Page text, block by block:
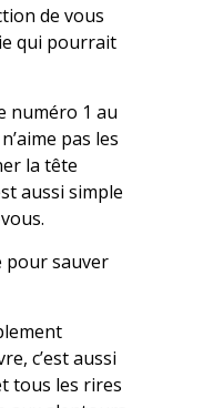
de vous
qui pourrait
numéro 1 au
pas les
la tête
aussi simple
pour sauver
c’est aussi
tous les rires